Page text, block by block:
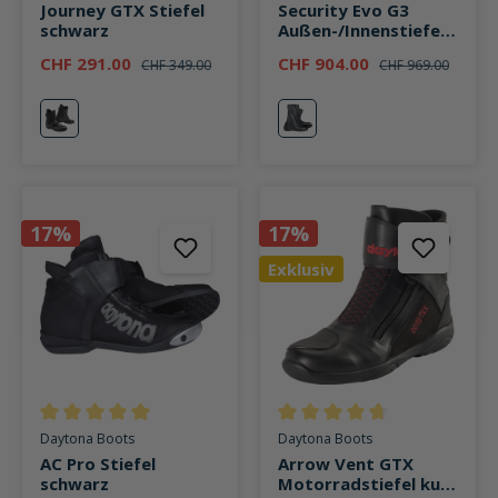
Journey GTX Stiefel
schwarz
CHF 291.00 CHF 349.00
schwarz
Security Evo G3
Außen-/Innenstiefel
CHF 904.00 CHF 969.00
schwarz
17%
Durchschnittliche Bewertung von 5 von 5 Sternen
Daytona Boots
AC Pro Stiefel
schwarz
17%
Exklusiv
Durchschnittliche Bewertung
Daytona Boots
Arrow Vent GTX
Motorradstiefel kurz